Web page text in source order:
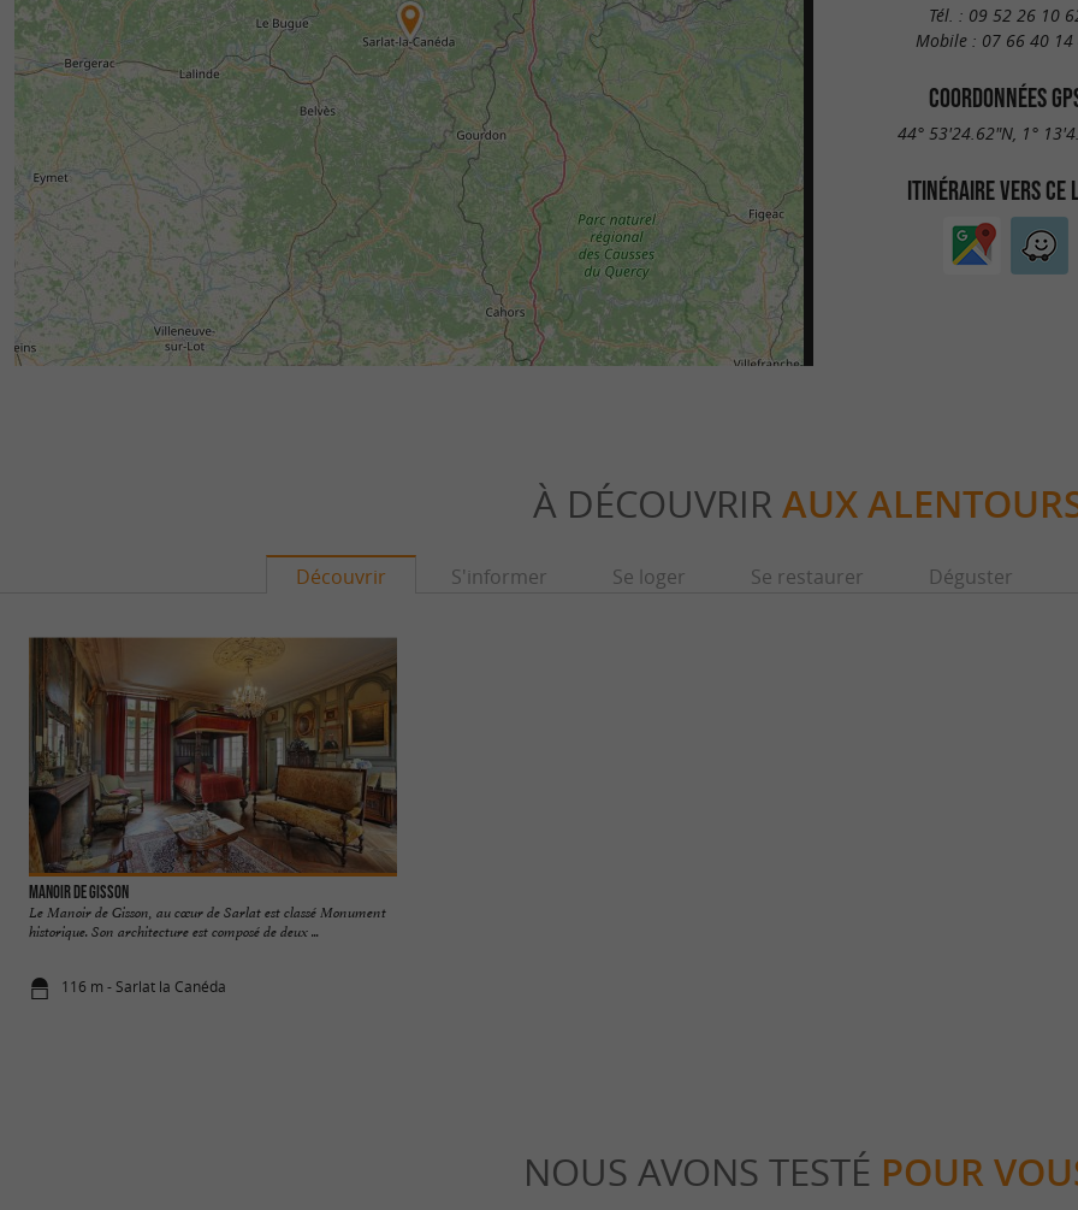
Tél. : 09 52 26 10
Mobile : 07 66 40 14
COORDONNÉES
44° 53'24.62"N, 1°
ITINÉRAIRE VERS CE
À DÉCOUVRIR AUX
Découvrir S'informer Se loger Se restaurer Déguster
Manoir de Gisson
Le Manoir de Gisson, au cœur de Sarlat est classé Monument
historique. Son architecture est composé de deux ...
116 m - Sarlat la Canéda
NOUS AVONS TESTÉ POUR